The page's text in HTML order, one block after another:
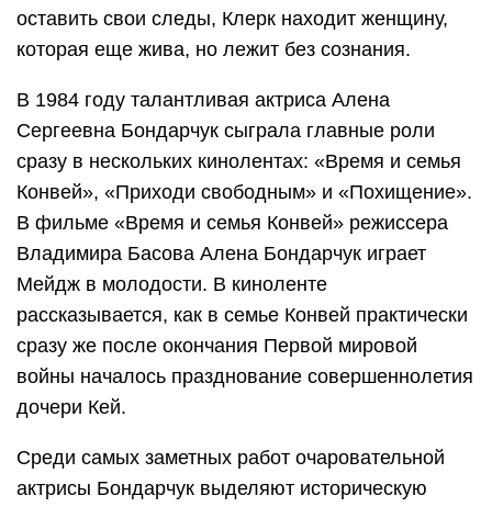
оставить свои следы, Клерк находит женщину,
которая еще жива, но лежит без сознания.
В 1984 году талантливая актриса Алена
Сергеевна Бондарчук сыграла главные роли
сразу в нескольких кинолентах: «Время и семья
Конвей», «Приходи свободным» и «Похищение».
В фильме «Время и семья Конвей» режиссера
Владимира Басова Алена Бондарчук играет
Мейдж в молодости. В киноленте
рассказывается, как в семье Конвей практически
сразу же после окончания Первой мировой
войны началось празднование совершеннолетия
дочери Кей.
Среди самых заметных работ очаровательной
актрисы Бондарчук выделяют историческую